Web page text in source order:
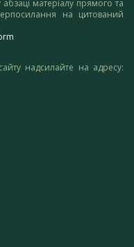
матеріалу прямого та
на цитований
надсилайте на адресу: